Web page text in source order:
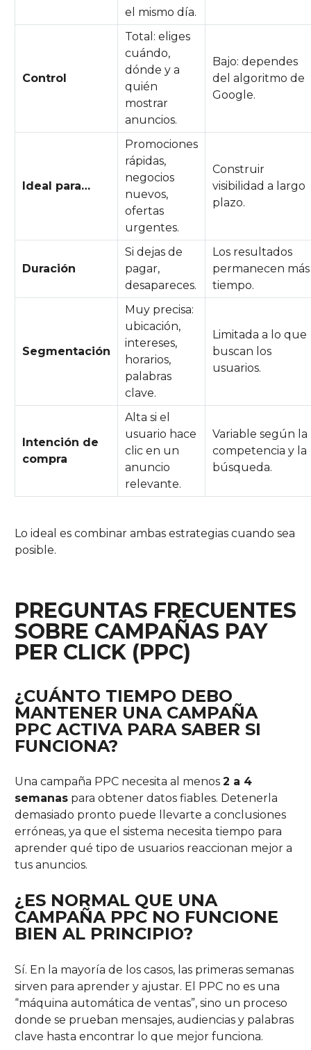
el mismo día.
Control
Total: eliges
cuándo,
dónde y a
quién
mostrar
anuncios.
Bajo: dependes
del algoritmo de
Google.
Ideal para…
Promociones
rápidas,
negocios
nuevos,
ofertas
urgentes.
Construir
visibilidad a largo
plazo.
Duración
Si dejas de
pagar,
desapareces.
Los resultados
permanecen más
tiempo.
Segmentación
Muy precisa:
ubicación,
intereses,
horarios,
palabras
clave.
Limitada a lo que
buscan los
usuarios.
Intención de
compra
Alta si el
usuario hace
clic en un
anuncio
relevante.
Variable según la
competencia y la
búsqueda.
Lo ideal es combinar ambas estrategias cuando sea
posible.
PREGUNTAS FRECUENTES
SOBRE CAMPAÑAS PAY
PER CLICK (PPC)
¿CUÁNTO TIEMPO DEBO
MANTENER UNA CAMPAÑA
PPC ACTIVA PARA SABER SI
FUNCIONA?
Una campaña PPC necesita al menos 2 a 4
semanas para obtener datos fiables. Detenerla
demasiado pronto puede llevarte a conclusiones
erróneas, ya que el sistema necesita tiempo para
aprender qué tipo de usuarios reaccionan mejor a
tus anuncios.
¿ES NORMAL QUE UNA
CAMPAÑA PPC NO FUNCIONE
BIEN AL PRINCIPIO?
Sí. En la mayoría de los casos, las primeras semanas
sirven para aprender y ajustar. El PPC no es una
“máquina automática de ventas”, sino un proceso
donde se prueban mensajes, audiencias y palabras
clave hasta encontrar lo que mejor funciona.